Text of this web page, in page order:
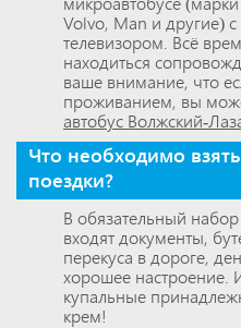
Volvo, Man и другие)
телевизором. Всё
находиться
ваше внимание, что
проживанием, вы
автобус Волжский-
Что необходимо
поездки?
В обязательный
входят документы,
перекуса в дороге,
хорошее настроение.
купальные
крем!